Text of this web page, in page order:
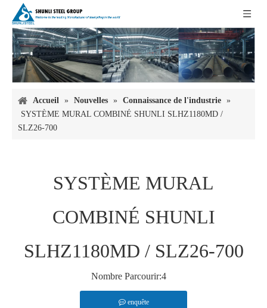
Accueil » Nouvelles » Connaissance de l'industrie »
SYSTÈME MURAL COMBINÉ SHUNLI SLHZ1180MD /
SLZ26-700
SYSTÈME MURAL
COMBINÉ SHUNLI
SLHZ1180MD / SLZ26-700
Nombre Parcourir:4
enquête